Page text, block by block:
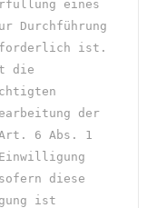
eines
Durchführung
ist.
die
der
6 Abs. 1
diese
ist